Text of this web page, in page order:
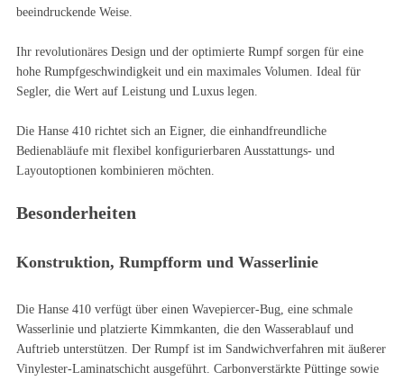
beeindruckende Weise.
Ihr revolutionäres Design und der optimierte Rumpf sorgen für eine
hohe Rumpfgeschwindigkeit und ein maximales Volumen. Ideal für
Segler, die Wert auf Leistung und Luxus legen.
Die Hanse 410 richtet sich an Eigner, die einhandfreundliche
Bedienabläufe mit flexibel konfigurierbaren Ausstattungs- und
Layoutoptionen kombinieren möchten.
Besonderheiten
Konstruktion, Rumpfform und Wasserlinie
Die Hanse 410 verfügt über einen Wavepiercer-Bug, eine schmale
Wasserlinie und platzierte Kimmkanten, die den Wasserablauf und
Auftrieb unterstützen. Der Rumpf ist im Sandwichverfahren mit äußerer
Vinylester-Laminatschicht ausgeführt. Carbonverstärkte Püttinge sowie